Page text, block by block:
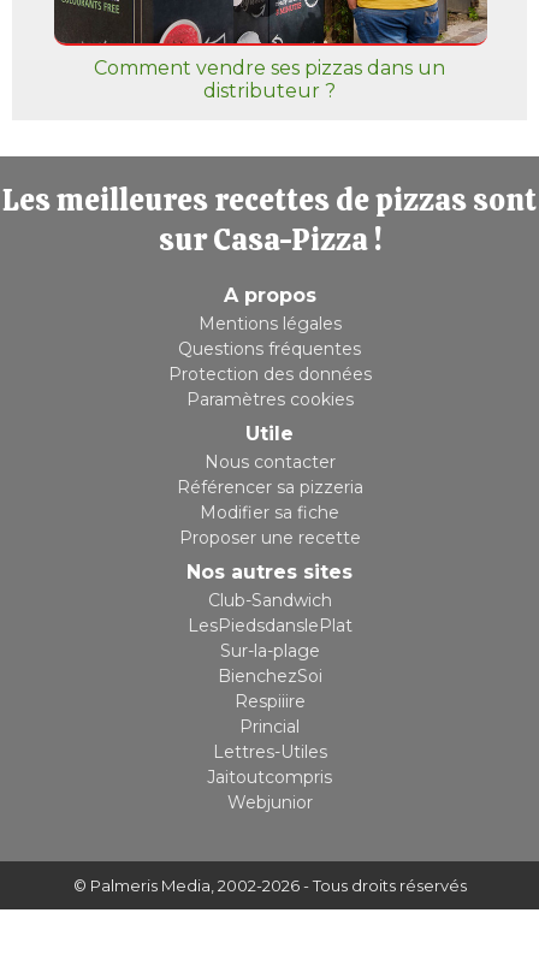
Comment vendre ses pizzas dans un
distributeur ?
Les meilleures recettes de pizzas sont
sur Casa-Pizza !
A propos
Mentions légales
Questions fréquentes
Protection des données
Paramètres cookies
Utile
Nous contacter
Référencer sa pizzeria
Modifier sa fiche
Proposer une recette
Nos autres sites
Club-Sandwich
LesPiedsdanslePlat
Sur-la-plage
BienchezSoi
Respiiire
Princial
Lettres-Utiles
Jaitoutcompris
Webjunior
© Palmeris Media , 2002-2026 - Tous droits réservés